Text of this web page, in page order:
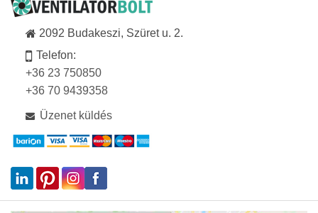
2092 Budakeszi, Szüret u. 2.
Telefon:
+36 23 750850
+36 70 9439358
Üzenet küldés